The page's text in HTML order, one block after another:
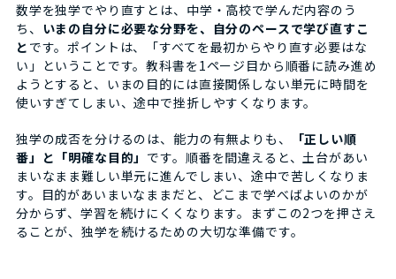
数学を独学でやり直すとは、中学・高校で学んだ内容のう
ち、 いまの自分に必要な分野を、自分のペースで学び直すこ
と です。ポイントは、「すべてを最初からやり直す必要はな
い」ということです。教科書を1ページ目から順番に読み進め
ようとすると、いまの目的には直接関係しない単元に時間を
使いすぎてしまい、途中で挫折しやすくなります。
独学の成否を分けるのは、能力の有無よりも、
「正しい順
番」と「明確な目的」 です。順番を間違えると、土台があい
まいなまま難しい単元に進んでしまい、途中で苦しくなりま
す。目的があいまいなままだと、どこまで学べばよいのかが
分からず、学習を続けにくくなります。まずこの2つを押さえ
ることが、独学を続けるための大切な準備です。